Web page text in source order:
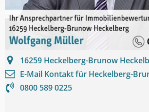
16259 Heckelberg-Brunow
E-Mail Kontakt für Heckelberg-
0800 589 0225